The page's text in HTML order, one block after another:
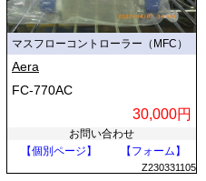
マスフローコントローラー（MFC）
Aera
FC-770AC
30,000円
お問い合わせ
【個別ページ】
【フォーム】
Z230331105